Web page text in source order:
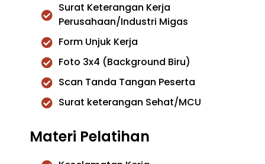
Surat Keterangan Kerja
Perusahaan/Industri Migas
Form Unjuk Kerja
Foto 3x4 (Background Biru)
Scan Tanda Tangan Peserta
Surat keterangan Sehat/MCU
Materi Pelatihan